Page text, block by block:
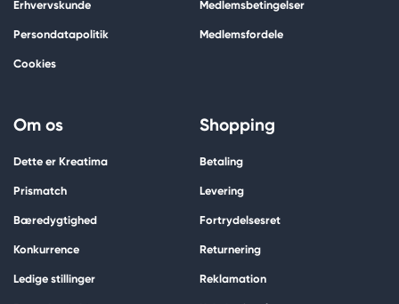
Erhvervskunde
Persondatapolitik
Cookies
Medlemsbetingelser
Medlemsfordele
Om os
Dette er Kreatima
Prismatch
Bæredygtighed
Konkurrence
Ledige stillinger
Shopping
Betaling
Levering
Fortrydelsesret
Returnering
Reklamation